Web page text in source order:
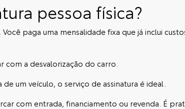
pessoa física?
paga uma mensalidade fixa que já inclui
com a desvalorização do carro.
um veículo, o serviço de assinatura é ideal.
com entrada, financiamento ou revenda. É